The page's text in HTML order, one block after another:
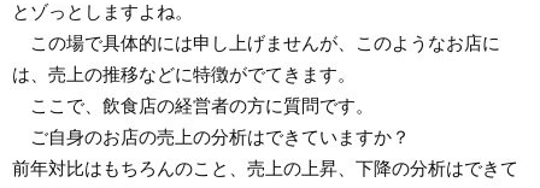
とゾっとしますよね。
この場で具体的には申し上げませんが、このようなお店に
は、売上の推移などに特徴がでてきます。
ここで、飲食店の経営者の方に質問です。
ご自身のお店の売上の分析はできていますか？
前年対比はもちろんのこと、売上の上昇、下降の分析はできて